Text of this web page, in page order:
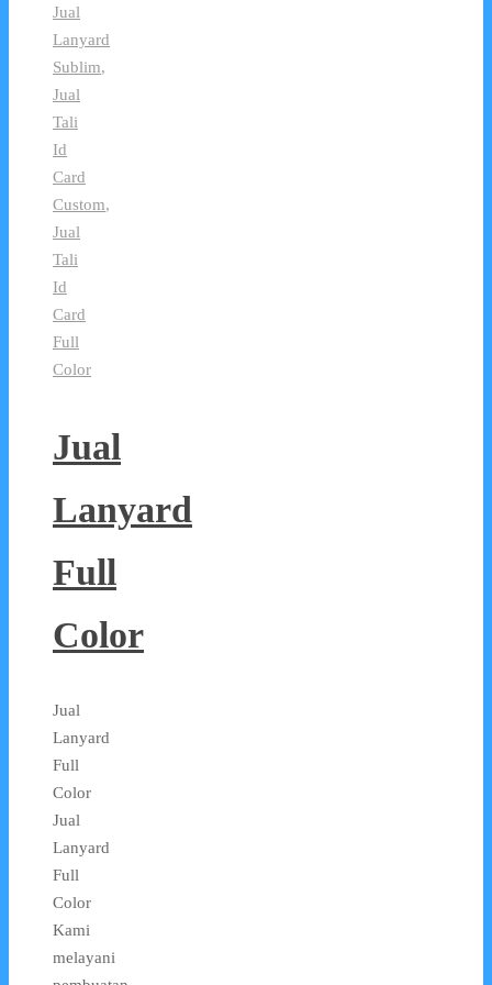
Jual
Lanyard
Sublim,
Jual
Tali
Id
Card
Custom,
Jual
Tali
Id
Card
Full
Color
Jual
Lanyard
Full
Color
Jual
Lanyard
Full
Color
Jual
Lanyard
Full
Color
Kami
melayani